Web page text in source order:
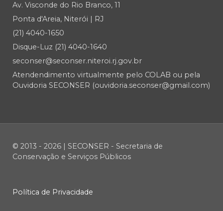
Av. Visconde do Rio Branco, 11
Ponta d'Areia, Niterói | RJ
(21) 4040-1650
Disque-Luz (21) 4040-1640
seconser@seconser.niteroi.rj.gov.br
Atendendimento virtualmente pelo COLAB ou pela
Ouvidoria SECONSER (ouvidoria.seconser@gmail.com)
© 2013 - 2026 | SECONSER - Secretaria de
Conservação e Serviços Públicos
Política de Privacidade